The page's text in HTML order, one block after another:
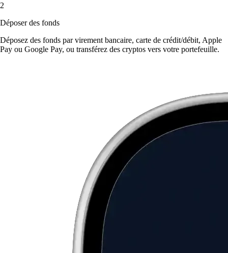
2
Déposer des fonds
Déposez des fonds par virement bancaire, carte de crédit/débit, Apple
Pay ou Google Pay, ou transférez des cryptos vers votre portefeuille.